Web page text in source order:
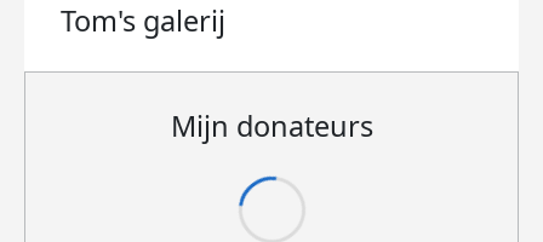
Tom's galerij
Mijn donateurs